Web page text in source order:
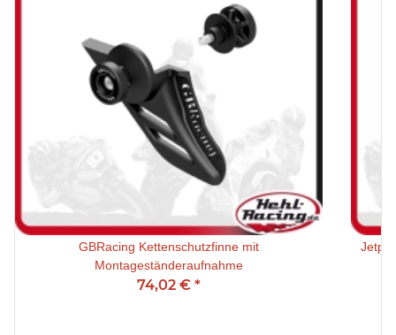
GBRacing Kettenschutzfinne mit
Montageständeraufnahme
74,02 € *